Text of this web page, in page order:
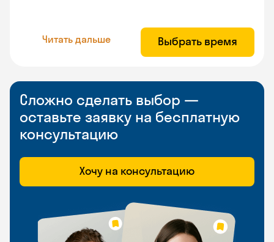
Читать дальше Выбрать время
Сложно сделать выбор —
оставьте заявку на бесплатную
консультацию
Хочу на консультацию